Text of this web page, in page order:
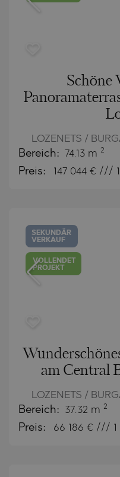
Schöne
LOZENETS /
Bereich: 74.13 m 2
Preis: 147 044 € ///
SEKUNDÄR
VERKAUF
VOLLENDET
PROJEKT
am Central
LOZENETS /
Bereich: 37.32 m 2
Preis: 66 186 € /// 1